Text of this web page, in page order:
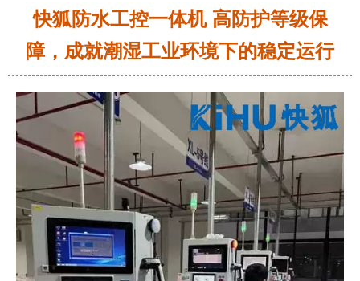
快狐防水工控一体机 高防护等级保
障，成就潮湿工业环境下的稳定运行